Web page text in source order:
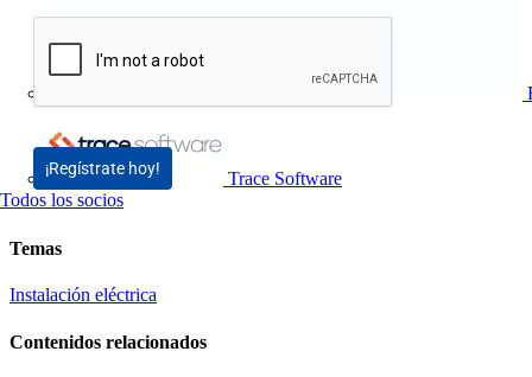
Trace Software
Todos los socios
¡Regístrate hoy!
Temas
Instalación eléctrica
Contenidos relacionados